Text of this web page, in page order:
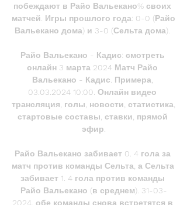
побеждают в Райо Вальекано% своих
матчей. Игры прошлого года: 0-0 (Райо
Вальекано дома) и 3-0 (Сельта дома).
Райо Вальекано - Кадис: смотреть
онлайн 3 марта 2024 Матч Райо
Вальекано - Кадис. Примера,
03.03.2024 10:00. Онлайн видео
трансляция, голы, новости, статистика,
стартовые составы, ставки, прямой
эфир.
Райо Вальекано забивает 0. 4 гола за
матч против команды Сельта, а Сельта
забивает 1. 4 гола против команды
Райо Вальекано (в среднем). 31-03-
2024, обе команды снова встретятся в